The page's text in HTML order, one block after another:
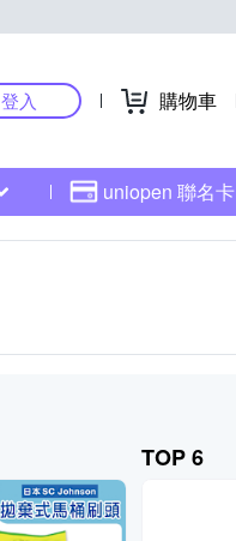
登入 購物車
uniopen 聯名卡
TOP 6